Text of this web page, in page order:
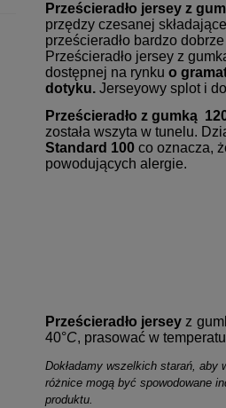
Prześcieradło jersey z
przędzy czesanej
prześcieradło bardzo dobrze
Prześcieradło jersey z
dostępnej na rynku o
dotyku. Jerseyowy splot i
Prześcieradło z gumką
została wszyta w tunelu.
Standard 100 co oznacza,
powodujących alergie.
Prześcieradło jersey z
40°C, prasować w
Dokładamy wszelkich starań, aby
różnice mogą być spowodowane
produktu.